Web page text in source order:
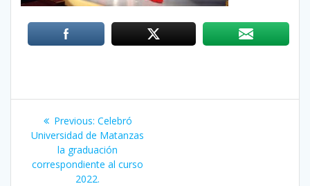
Post
navigation
Previous: Previous
post:
Celebró
Universidad de Matanzas
la graduación
correspondiente al curso
2022.